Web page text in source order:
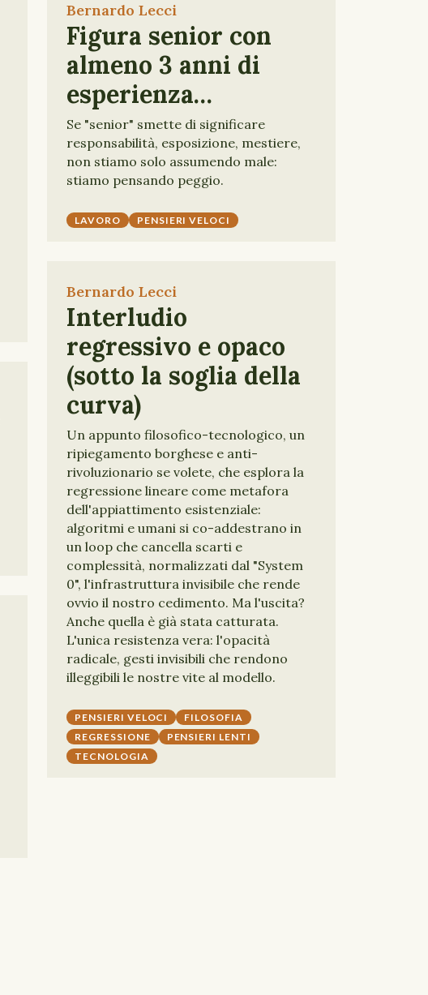
Bernardo Lecci
Figura senior con
almeno 3 anni di
esperienza…
Se "senior" smette di significare
responsabilità, esposizione, mestiere,
non stiamo solo assumendo male:
stiamo pensando peggio.
LAVORO PENSIERI VELOCI
Bernardo Lecci
Interludio
regressivo e opaco
(sotto la soglia della
curva)
Un appunto filosofico-tecnologico, un
ripiegamento borghese e anti-
rivoluzionario se volete, che esplora la
regressione lineare come metafora
dell'appiattimento esistenziale:
algoritmi e umani si co-addestrano in
un loop che cancella scarti e
complessità, normalizzati dal "System
0", l'infrastruttura invisibile che rende
ovvio il nostro cedimento. Ma l'uscita?
Anche quella è già stata catturata.
L'unica resistenza vera: l'opacità
radicale, gesti invisibili che rendono
illeggibili le nostre vite al modello.
PENSIERI VELOCI
FILOSOFIA
REGRESSIONE
PENSIERI LENTI
TECNOLOGIA